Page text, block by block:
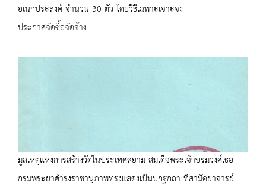
อเนกประสงค์ จำนวน 30 ตัว โดยวิธีเฉพาะเจาะจง
ประกาศจัดซื้อจัดจ้าง
มูลเหตุแห่งการสร้างวัดในประเทศสยาม สมเด็จพระเจ้าบรมวงศ์เธอ
กรมพระยาดำรงราชานุภาพทรงแสดงเป็นปกฐกถา ที่สามัคยาจารย์